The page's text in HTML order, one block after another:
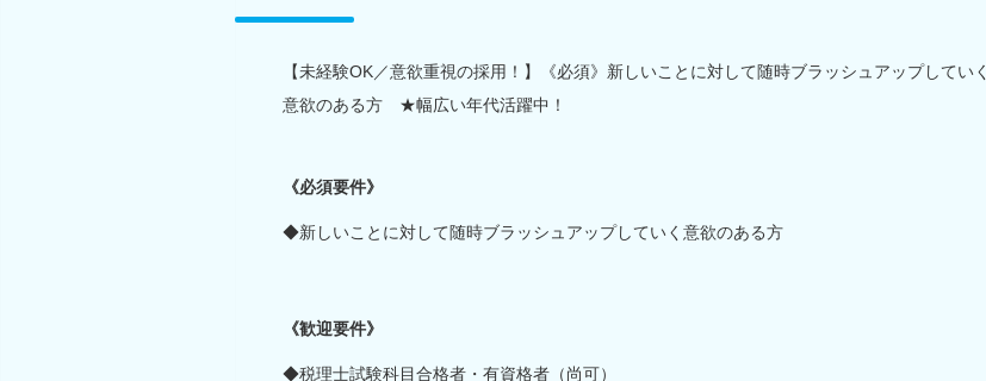
【未経験OK／意欲重視の採用！】《必須》新しいことに対して随時ブラッシュアップしていく
意欲のある方 ★幅広い年代活躍中！
《必須要件》
◆新しいことに対して随時ブラッシュアップしていく意欲のある方
《歓迎要件》
◆税理士試験科目合格者・有資格者（尚可）